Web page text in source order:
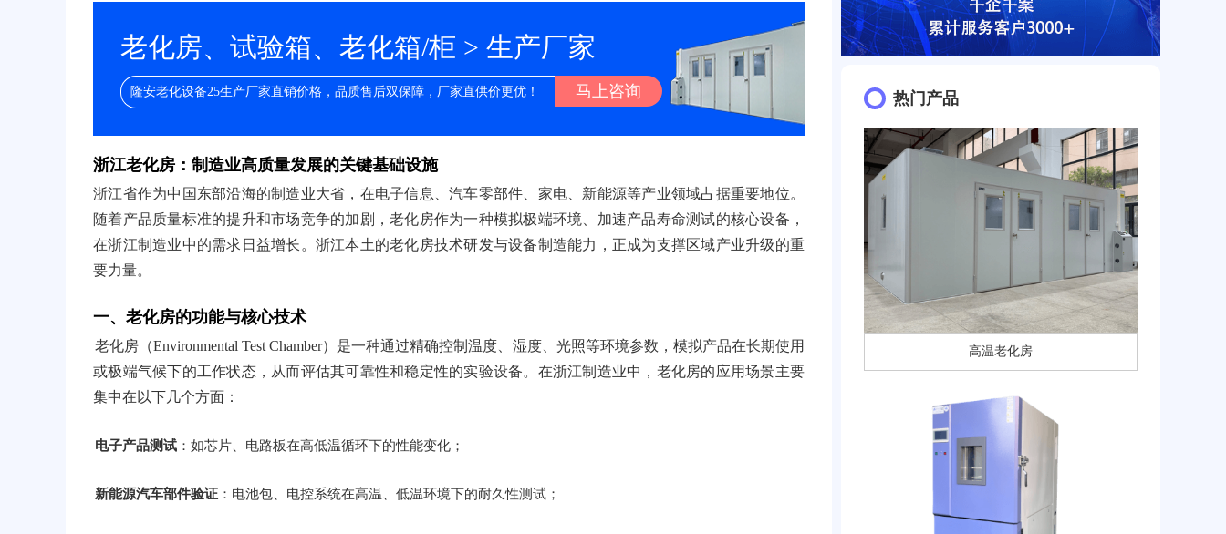
老化房、试验箱、老化箱/柜 > 生产厂家
隆安老化设备25生产厂家直销价格，品质售后双保障，厂家直供价更优！ 马上咨询
浙江老化房：制造业高质量发展的关键基础设施
浙江省作为中国东部沿海的制造业大省，在电子信息、汽车零部件、家电、新能源等产业领域占据重要地位。
随着产品质量标准的提升和市场竞争的加剧，老化房作为一种模拟极端环境、加速产品寿命测试的核心设备，
在浙江制造业中的需求日益增长。浙江本土的老化房技术研发与设备制造能力，正成为支撑区域产业升级的重
要力量。
一、老化房的功能与核心技术
老化房（Environmental Test Chamber）是一种通过精确控制温度、湿度、光照等环境参数，模拟产品在长期使用
或极端气候下的工作状态，从而评估其可靠性和稳定性的实验设备。在浙江制造业中，老化房的应用场景主要
集中在以下几个方面：
电子产品测试 ：如芯片、电路板在高低温循环下的性能变化；
新能源汽车部件验证 ：电池包、电控系统在高温、低温环境下的耐久性测试；
热门产品
高温老化房